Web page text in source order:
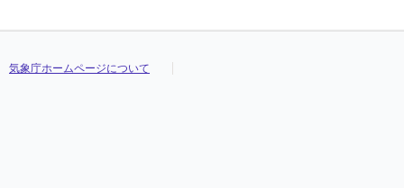
気象庁ホームページについて